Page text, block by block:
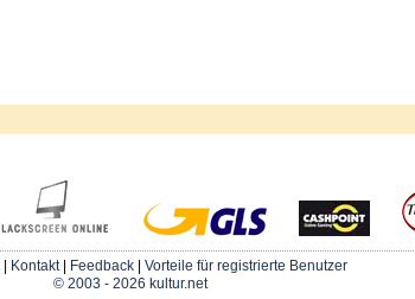
Kontakt| Feedback| Vorteile für registrierte Benutzer
© 2003 - 2026 kultur.net